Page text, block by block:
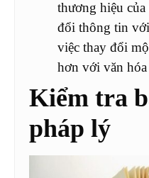
thương hiệu
đổi thông tin
việc thay đổi
hơn với văn
Kiểm tra
pháp lý